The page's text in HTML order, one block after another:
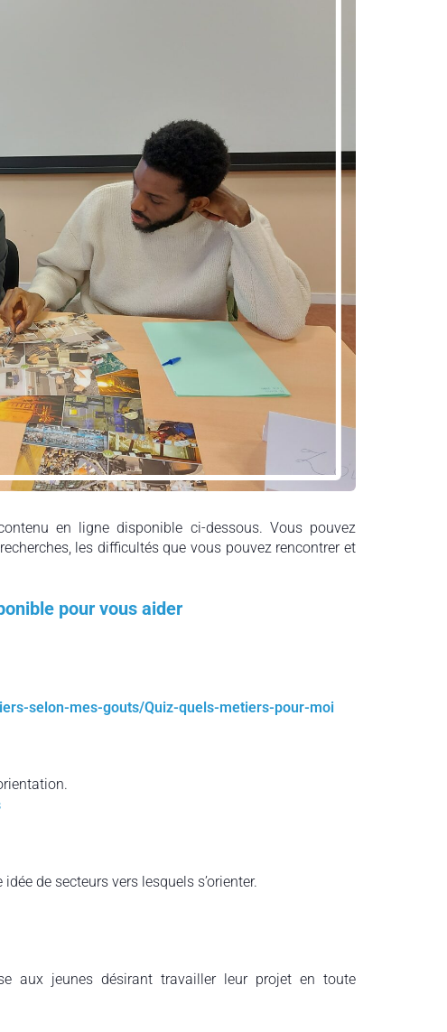
en ligne disponible ci-dessous. Vous pouvez
les difficultés que vous pouvez rencontrer et
pour vous aider
selon-mes-gouts/Quiz-quels-metiers-pour-moi
de secteurs vers lesquels s’orienter.
aux jeunes désirant travailler leur projet en toute